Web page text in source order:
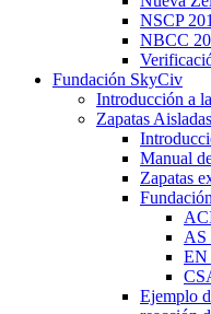
NSCP
NBCC
Fundación SkyCiv
Introducción a
Zapatas Aisladas
Manual
Zapatas
AS
EN
Ejemplo